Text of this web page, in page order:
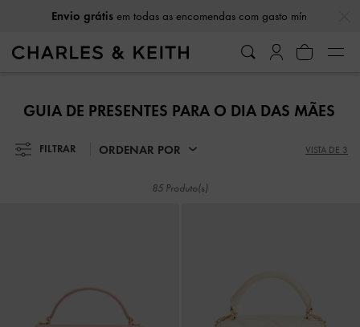
Envio grátisem todas as encomendas com gasto mín
Envio grátisem todas as encomendas com gasto mín
GUIA DE PRESENTES PARA O DIA DAS MÃES
FILTRAR ORDENAR POR VISTA DE 3
85 Produto(s)